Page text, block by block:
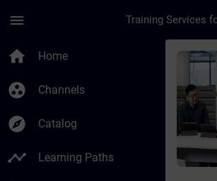
menu
home Home
group_work Channels
explore Catalog
timeline Learning Paths